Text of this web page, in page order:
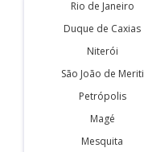
Rio de Janeiro
Duque de Caxias
Niterói
São João de Meriti
Petrópolis
Magé
Mesquita